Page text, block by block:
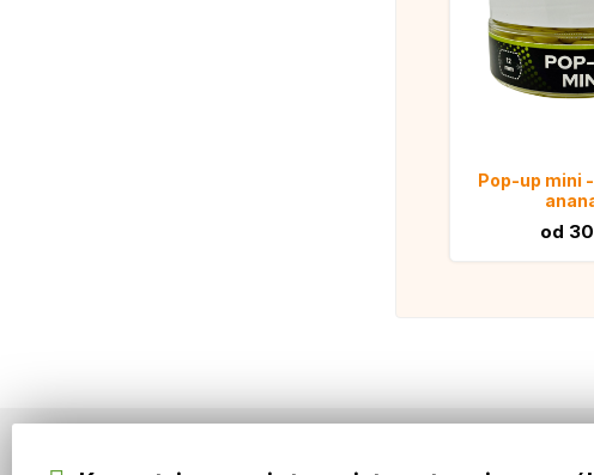
Pop-up mini
od 30